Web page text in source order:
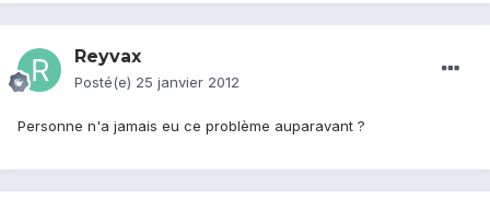
Reyvax
Posté(e) 25 janvier 2012
Personne n'a jamais eu ce problème auparavant ?